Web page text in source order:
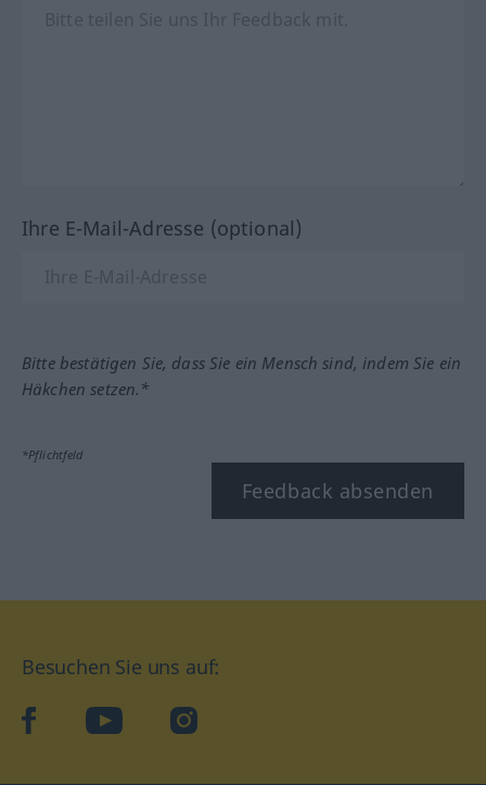
Ihre E-Mail-Adresse (optional)
Bitte bestätigen Sie, dass Sie ein Mensch sind, indem Sie ein
Häkchen setzen.*
*Pflichtfeld
Feedback absenden
Besuchen Sie uns auf:
facebookYouTube Instagram